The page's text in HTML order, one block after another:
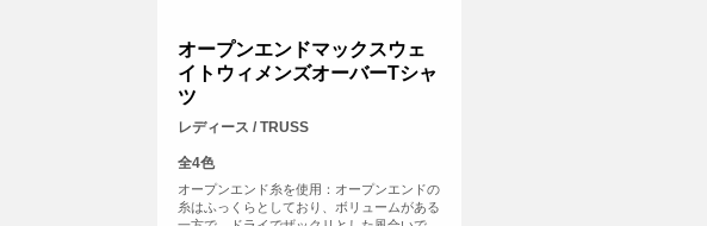
オープンエンドマックスウェ
イトウィメンズオーバーTシャ
ツ
レディース / TRUSS
全4色
オープンエンド糸を使用：オープンエンドの
糸はふっくらとしており、ボリュームがある